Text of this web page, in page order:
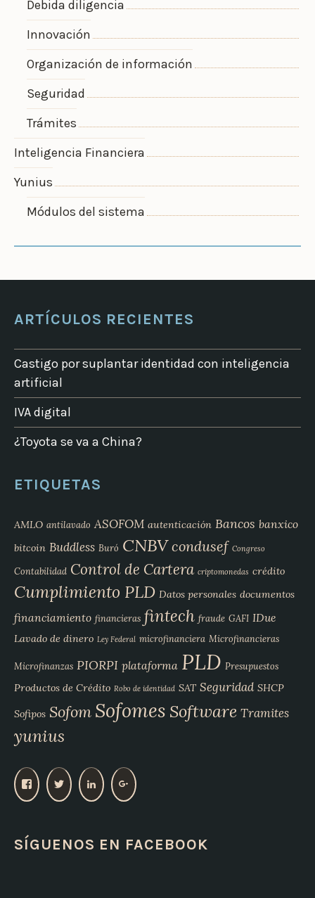
Debida diligencia
Innovación
Organización de información
Seguridad
Trámites
Inteligencia Financiera
Yunius
Módulos del sistema
ARTÍCULOS RECIENTES
Castigo por suplantar identidad con inteligencia
artificial
IVA digital
¿Toyota se va a China?
ETIQUETAS
AMLO antilavado ASOFOM autenticación Bancos banxico
bitcoin Buddless Buró CNBVcondusef Congreso
Contabilidad Control de Cartera criptomonedas crédito
Cumplimiento PLD Datos personales documentos
financiamiento financieras fintech fraude GAFI IDue
Lavado de dinero Ley Federal microfinanciera Microfinancieras
Microfinanzas PIORPI plataforma PLD Presupuestos
Productos de Crédito Robo de identidad SAT Seguridad SHCP
Sofipos Sofom Sofomes Software Tramites
yunius
V
p
e
V
e
V
e
V
SÍGUENOS EN FACEBOOK